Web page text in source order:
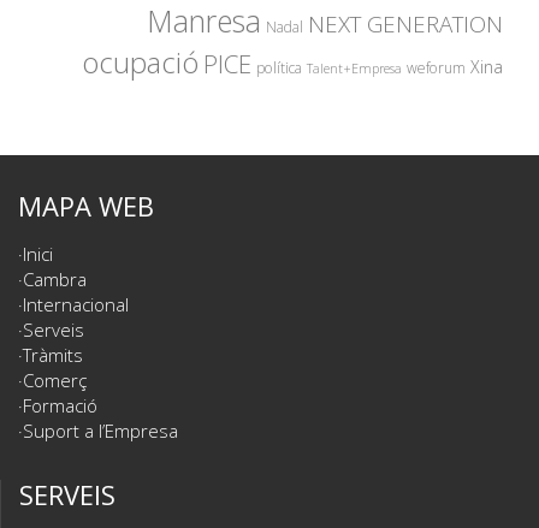
Manresa Nadal NEXT GENERATION
ocupació PICE política Talent+Empresa weforum Xina
MAPA WEB
Inici
Cambra
Internacional
Serveis
Tràmits
Comerç
Formació
Suport a l’Empresa
SERVEIS